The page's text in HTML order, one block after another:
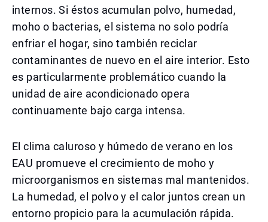
internos. Si éstos acumulan polvo, humedad,
moho o bacterias, el sistema no solo podría
enfriar el hogar, sino también reciclar
contaminantes de nuevo en el aire interior. Esto
es particularmente problemático cuando la
unidad de aire acondicionado opera
continuamente bajo carga intensa.
El clima caluroso y húmedo de verano en los
EAU promueve el crecimiento de moho y
microorganismos en sistemas mal mantenidos.
La humedad, el polvo y el calor juntos crean un
entorno propicio para la acumulación rápida.